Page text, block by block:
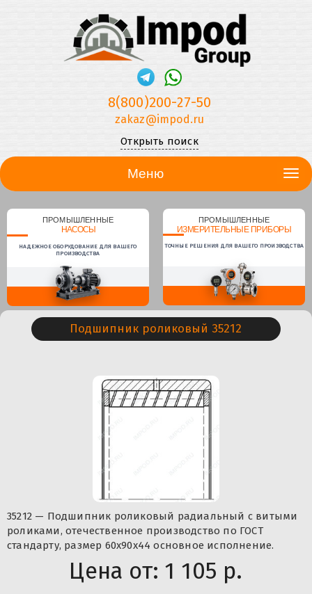
8(800)200-27-50
zakaz@impod.ru
Открыть поиск
Меню
ПРОМЫШЛЕННЫЕ
НАСОСЫ
НАДЕЖНОЕ ОБОРУДОВАНИЕ ДЛЯ ВАШЕГО
ПРОИЗВОДСТВА
ПРОМЫШЛЕННЫЕ
ИЗМЕРИТЕЛЬНЫЕ ПРИБОРЫ
ТОЧНЫЕ РЕШЕНИЯ ДЛЯ ВАШЕГО ПРОИЗВОДСТВА
Подшипник роликовый 35212
35212 — Подшипник роликовый радиальный с витыми
роликами, отечественное производство по ГОСТ
стандарту, размер 60x90x44 основное исполнение.
Цена от: 1 105 р.